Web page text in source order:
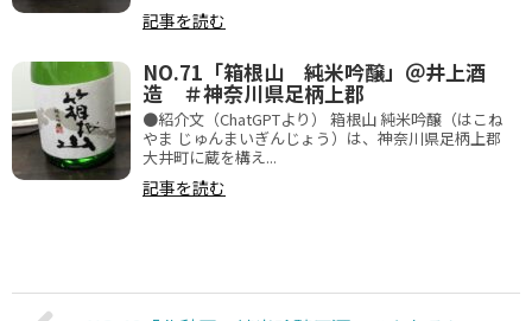
記事を読む
NO.71「箱根山 純米吟醸」＠井上酒
造 ＃神奈川県足柄上郡
●紹介文（ChatGPTより） 箱根山 純米吟醸（はこね
やま じゅんまいぎんじょう）は、神奈川県足柄上郡
大井町に蔵を構え...
記事を読む